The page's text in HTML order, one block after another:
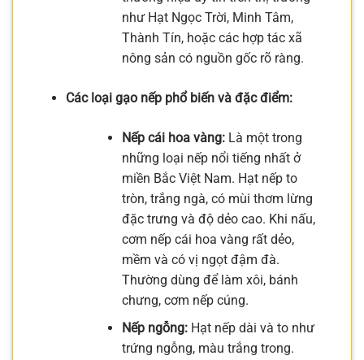
như Hạt Ngọc Trời, Minh Tâm,
Thành Tín, hoặc các hợp tác xã
nông sản có nguồn gốc rõ ràng.
Các loại gạo nếp phổ biến và đặc điểm:
Nếp cái hoa vàng:Là một trong
những loại nếp nổi tiếng nhất ở
miền Bắc Việt Nam. Hạt nếp to
tròn, trắng ngà, có mùi thơm lừng
đặc trưng và độ dẻo cao. Khi nấu,
cơm nếp cái hoa vàng rất dẻo,
mềm và có vị ngọt đậm đà.
Thường dùng để làm xôi, bánh
chưng, cơm nếp cúng.
Nếp ngỗng:Hạt nếp dài và to như
trứng ngỗng, màu trắng trong.